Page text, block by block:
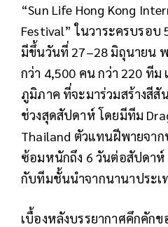
“Sun Life Hong Kong
Festival”ในวาระครบรอบ
มีขึ้นวันที่27–28 มิถุนายน
กว่า 4,500 คน กว่า220 ทีม
ภูมิภาค ที่จะมาร่วมสร้างสีสั
ช่วงสุดสัปดาห์ โดยมีทีม
Thailand ตัวแทนฝีพายจา
ซ้อมหนักถึง 6 วันต่อสัปดาห์
กับทีมชั้นนำจากนานาประเ
เบื้องหลังบรรยากาศคึกคัก